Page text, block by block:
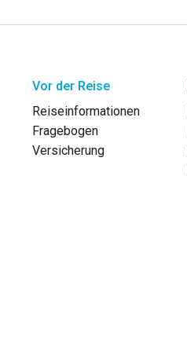
Vor der Reise
Reiseinformationen
Fragebogen
Versicherung